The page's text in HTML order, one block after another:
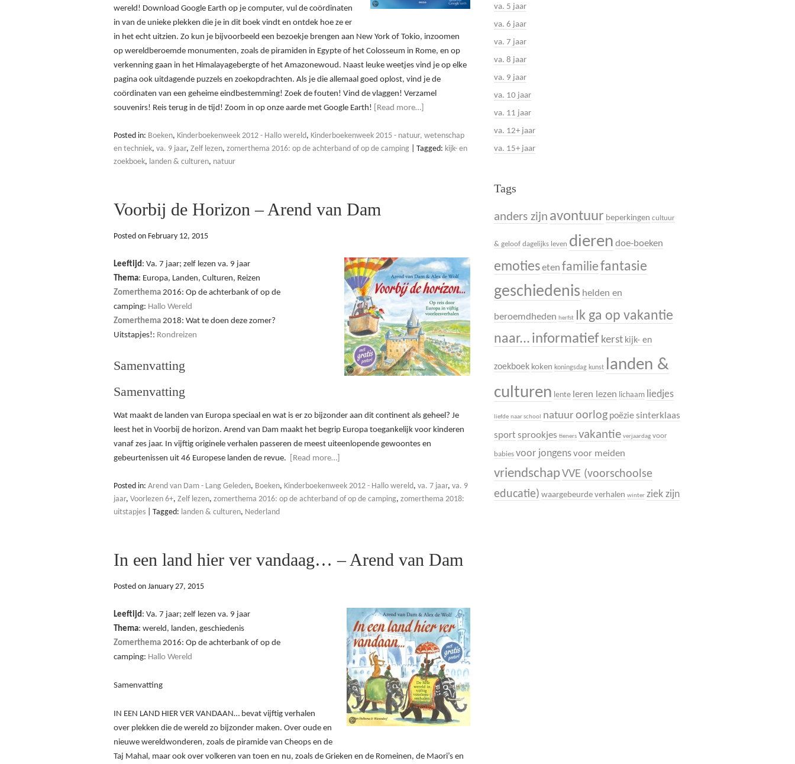
wereld! Download Google Earth op je computer, vul de coördinaten
in van de unieke plekken die je in dit boek vindt en ontdek hoe ze er
in het echt uitzien. Zo kun je bijvoorbeeld een bezoekje brengen aan New York of Tokio, inzoomen
op wereldberoemde monumenten, zoals de piramiden in Egypte of het Colosseum in Rome, en op
verkenning gaan in het Himalayagebergte of het Amazonewoud. Naast leuke weetjes vind je op elke
pagina ook uitdagende puzzels en zoekopdrachten. Als je die allemaal goed oplost, vind je de
coördinaten van een geheime eindbestemming! Zoek de fouten! Vind de vlaggen! Verzamel
souvenirs! Reis terug in de tijd! Zoom in op onze aarde met Google Earth!
[Read more…]
Posted in: Boeken, Kinderboekenweek 2012 - Hallo wereld, Kinderboekenweek 2015 - natuur, wetenschap
en techniek, va. 9 jaar, Zelf lezen, zomerthema 2016: op de achterband of op de camping Tagged: kijk- en
zoekboek, landen & culturen, natuur
Voorbij de Horizon – Arend van Dam
Posted on February 12, 2015
Leeftijd: Va. 7 jaar; zelf lezen va. 9 jaar
Thema: Europa, Landen, Culturen, Reizen
Zomerthema 2016: Op de achterbank of op de
camping: Hallo Wereld
Zomerthema 2018: Wat te doen deze zomer?
Uitstapjes!: Rondreizen
Samenvatting
Samenvatting
Wat maakt de landen van Europa speciaal en wat is er zo bijzonder aan dit continent als geheel? Je
leest het in Voorbij de horizon. Arend van Dam maakt het begrip Europa toegankelijk voor kinderen
vanaf zes jaar. In vijftig originele verhalen passeren de meest uiteenlopende gewoontes en
gebeurtenissen uit 46 Europese landen de revue.
[Read more…]
Posted in: Arend van Dam - Lang Geleden, Boeken, Kinderboekenweek 2012 - Hallo wereld, va. 7 jaar, va. 9
jaar, Voorlezen 6+, Zelf lezen, zomerthema 2016: op de achterband of op de camping, zomerthema 2018:
uitstapjes
Tagged: landen & culturen, Nederland
In een land hier ver vandaag… – Arend van Dam
Posted on January 27, 2015
Leeftijd: Va. 7 jaar; zelf lezen va. 9 jaar
Thema: wereld, landen, geschiedenis
Zomerthema 2016: Op de achterbank of op de
camping: Hallo Wereld
Samenvatting
IN EEN LAND HIER VER VANDAAN… bevat vijftig verhalen
over plekken die de wereld zo bijzonder maken. Over oude en
nieuwe wereldwonderen, zoals de piramide van Cheops en de
Taj Mahal, maar ook over volkeren van toen en nu, zoals de Grieken en de Romeinen, de Maori’s en
va. 5 jaar
va. 6 jaar
va. 7 jaar
va. 8 jaar
va. 9 jaar
va. 10 jaar
va. 11 jaar
va. 12+ jaar
va. 15+ jaar
Tags
anders zijn avontuur beperkingen cultuur
& geloof dagelijks leven dieren doe-boeken
emotieseten familie fantasie
geschiedenis helden en
beroemdheden herfst
Ik ga op vakantie
naar... informatief kerst kijk- en
zoekboek koken koningsdag kunst
landen &
culturen lente leren lezen lichaam liedjes
liefde naar school natuur oorlog poëzie sinterklaas
sport sprookjes tieners vakantie verjaardag voor
babies voor jongensvoor meiden
vriendschapVVE (voorschoolse
educatie) waargebeurde verhalen winter ziek zijn